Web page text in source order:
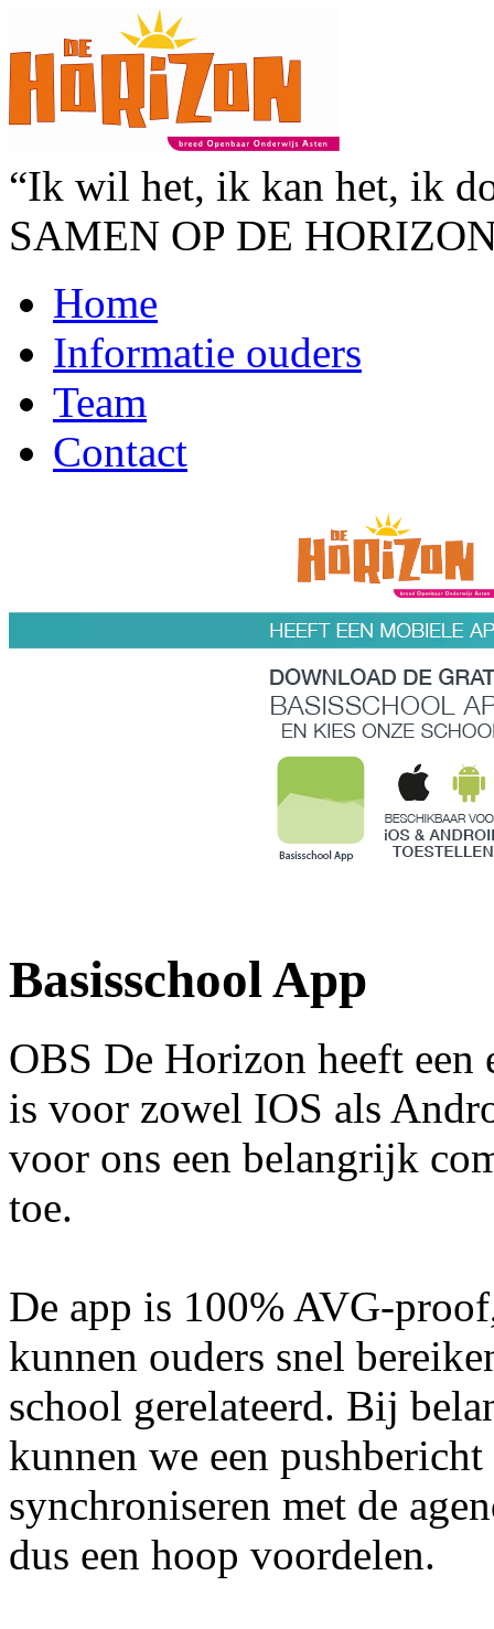
“Ik wil het, ik kan het, ik
SAMEN OP DE
Home
Informatie ouders
Team
Contact
Basisschool App
OBS De Horizon heeft een
is voor zowel IOS als
voor ons een belangrijk
toe.
De app is 100% AVG-
kunnen ouders snel
school gerelateerd. Bij
kunnen we een
synchroniseren met de
dus een hoop voordelen.